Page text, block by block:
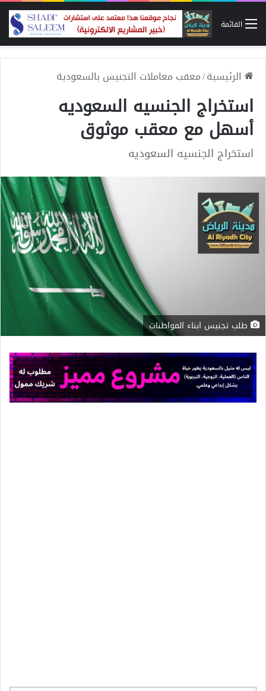
القائمة
الرئيسية/معقب معاملات التجنيس بالسعودية
استخراج الجنسيه السعوديه
أسهل مع معقب موثوق
استخراج الجنسيه السعوديه
طلب تجنيس ابناء المواطنات